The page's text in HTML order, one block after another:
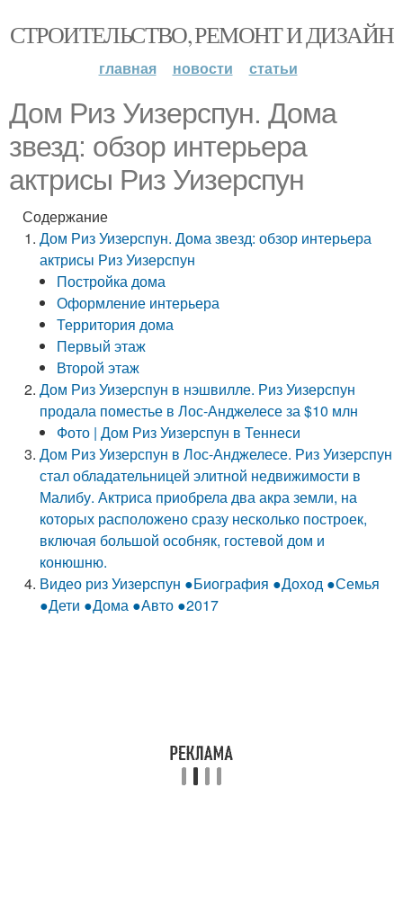
СТРОИТЕЛЬСТВО, РЕМОНТ И ДИЗАЙН
главная новости статьи
Дом Риз Уизерспун. Дома
звезд: обзор интерьера
актрисы Риз Уизерспун
Содержание
Дом Риз Уизерспун. Дома звезд: обзор интерьера
актрисы Риз Уизерспун
Постройка дома
Оформление интерьера
Территория дома
Первый этаж
Второй этаж
Дом Риз Уизерспун в нэшвилле. Риз Уизерспун
продала поместье в Лос-Анджелесе за $10 млн
Фото | Дом Риз Уизерспун в Теннеси
Дом Риз Уизерспун в Лос-Анджелесе. Риз Уизерспун
стал обладательницей элитной недвижимости в
Малибу. Актриса приобрела два акра земли, на
которых расположено сразу несколько построек,
включая большой особняк, гостевой дом и
конюшню.
Видео риз Уизерспун ●Биография ●Доход ●Семья
●Дети ●Дома ●Авто ●2017